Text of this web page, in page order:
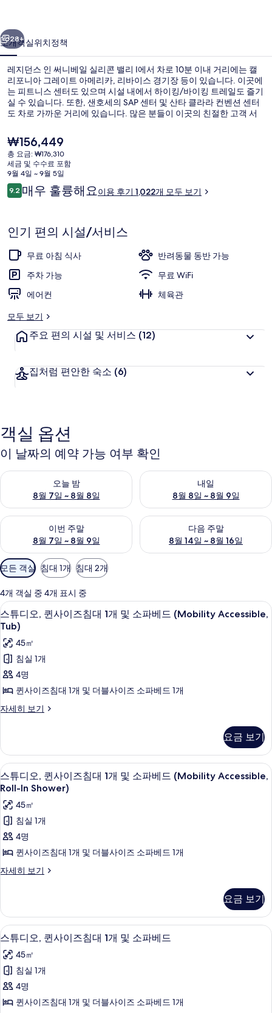
베
일
실
리
콘
밸
리
의
진
갤
러
리
다음
28+
소개객실위치정책
레지던스 인 써니베일 실리콘 밸리 I에서 차로 10분 이내 거리에는 캘
리포니아 그레이트 아메리카, 리바이스 경기장 등이 있습니다. 이곳에
는 피트니스 센터도 있으며 시설 내에서 하이킹/바이킹 트레일도 즐기
실 수 있습니다. 또한, 샌호세의 SAP 센터 및 산타 클라라 컨벤션 센터
도 차로 가까운 거리에 있습니다. 많은 분들이 이곳의 친절한 고객 서
현
재
가
격
은
₩156,449
₩156,449
총 요금: ₩176,310
세금 및 수수료 포함
9월 4일 ~ 9월 5일
이
용
기
9.210점 만점 중 9.2점.
매우 훌륭해요이용 후기 1,022개 모두 보기
인기 편의 시설/서비스
무료 아침 식사
반려동물 동반 가능
주차 가능
무료 WiFi
에어컨
체육관
모두 보기
주요 편의 시설 및 서비스 (12)
집처럼 편안한 숙소 (6)
객실 옵션
이 날짜의 예약 가능 여부 확인
오늘 밤
8월 7일 ~ 8월 8일
오늘 밤 예약 가능 여부 확인, 8월 7일 ~ 8월 8일
내일
8월 8일 ~ 8월 9일
내일 예약 가능 여부 확인, 8월
이번 주말
8월 7일 ~ 8월 9일
이번 주말 예약 가능 여부 확인, 8월 7일 ~ 8월 9일
다음 주말
8월 14일 ~ 8월 16일
다음 주말 예약 가능 여부 확인,
객
실
에
사
용
가
능
한
필
터
모든 객실 침대 1개 침대 2개
4개 객실 중 4개 표시 중
스
튜
디
오,
퀸
사
이
대
1
개
및
소
파
베
드
(Mobility
사
진
모
두
보
기
책상, 노트북 작업 공간, 다리미/다리
5
스튜디오, 퀸사이즈침대 1개 및 소파베드 (Mobility Accessible,
Tub)
45㎡
침실 1개
4명
퀸사이즈침대 1개 및 더블사이즈 소파베드 1개
자세히 보기
스
퀸
사
이
즈
대
개
및
소
베
Tub)
자
세
히
보
기
요금 보기
스
튜
디
오,
퀸
사
이
대
1
개
및
소
파
베
책상, 노트북 작업 공간, 다리미/다리
5
스튜디오, 퀸사이즈침대 1개 및 소파베드 (Mobility Accessible,
Roll-In Shower)
45㎡
침실 1개
4명
퀸사이즈침대 1개 및 더블사이즈 소파베드 1개
자세히 보기
스
퀸
사
이
침
대
개
및
요금 보기
스
튜
디
오,
퀸
책상, 노트북 작업 공간, 다리미/다리
8
스튜디오, 퀸사이즈침대 1개 및 소파베드
45㎡
침실 1개
4명
퀸사이즈침대 1개 및 더블사이즈 소파베드 1개